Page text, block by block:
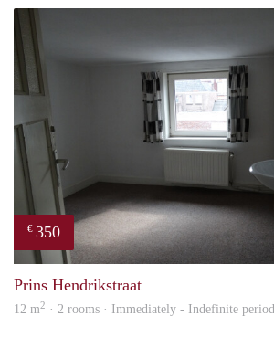
€ 350
Prins Hendrikstraat
12 m2 · 2 rooms · Immediately - Indefinite period